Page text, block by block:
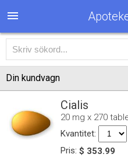
Din kundvagn
Cialis
20 mg x 270
Kvantitet:
Pris: $ 353.99